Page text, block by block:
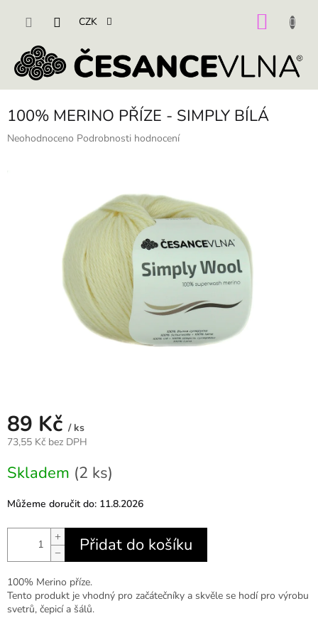
CZK
100% MERINO PŘÍZE - SIMPLY BÍLÁ
Průměrné
Neohodnoceno Podrobnosti hodnocení
89 Kč / ks
73,55 Kč bez DPH
cena:
Skladem (2 ks)
Můžeme doručit do: 11.8.2026
+
−
Přidat do košíku
100% Merino příze.
Tento produkt je vhodný pro začátečníky a skvěle se hodí pro výrobu
svetrů, čepicí a šálů.